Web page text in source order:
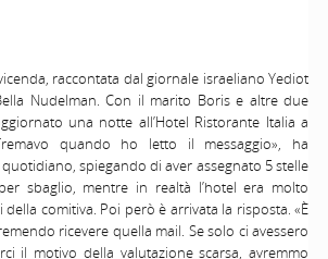
raccontata dal giornale israeliano Yediot
Nudelman. Con il marito Boris e altre due
una notte all’Hotel Ristorante Italia a
quando ho letto il messaggio», ha
spiegando di aver assegnato 5 stelle
sbaglio, mentre in realtà l’hotel era molto
comitiva. Poi però è arrivata la risposta. «È
ricevere quella mail. Se solo ci avessero
il motivo della valutazione scarsa, avremmo